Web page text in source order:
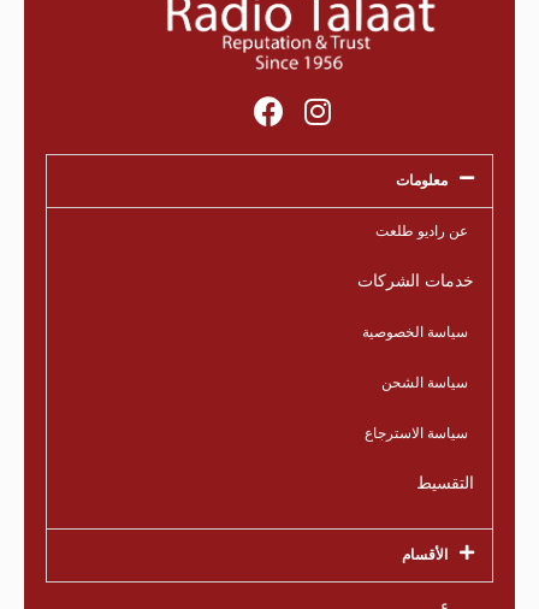
معلومات
عن راديو طلعت
خدمات الشركات
سياسة الخصوصية
سياسة الشحن
سياسة الاسترجاع
التقسيط
الأقسام